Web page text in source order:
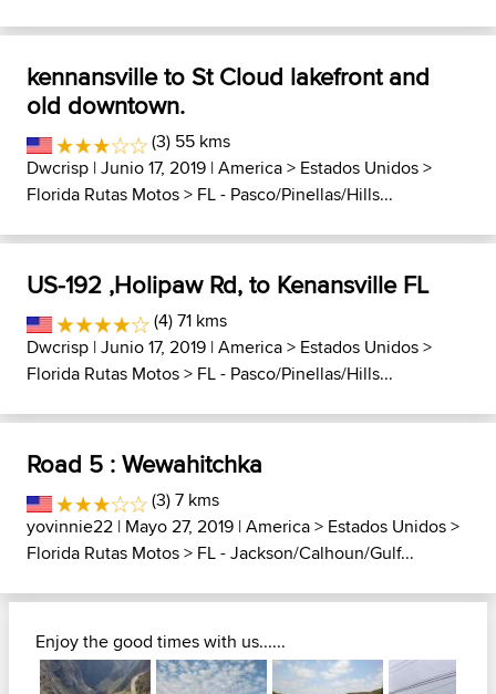
kennansville to St Cloud lakefront and
old downtown.
(3) 55 kms
Dwcrisp | Junio 17, 2019 |America> Estados Unidos>
Florida Rutas Motos> FL - Pasco/Pinellas/Hills...
US-192 ,Holipaw Rd, to Kenansville FL
(4) 71 kms
Dwcrisp | Junio 17, 2019 |America> Estados Unidos>
Florida Rutas Motos> FL - Pasco/Pinellas/Hills...
Road 5 : Wewahitchka
(3) 7 kms
yovinnie22 | Mayo 27, 2019 |America> Estados Unidos>
Florida Rutas Motos> FL - Jackson/Calhoun/Gulf...
Enjoy the good times with us......